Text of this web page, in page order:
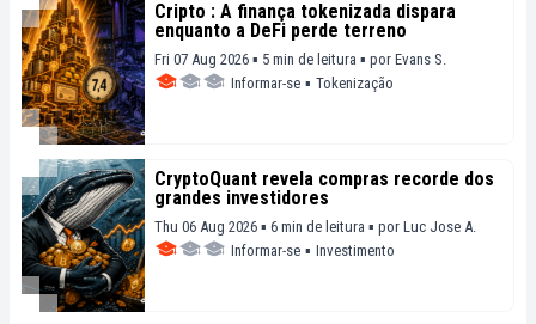
Cripto : A finança tokenizada dispara
enquanto a DeFi perde terreno
Fri 07 Aug 2026 ▪ 5 min de leitura ▪ por Evans S.
Informar-se ▪ Tokenização
CryptoQuant revela compras recorde dos
grandes investidores
Thu 06 Aug 2026 ▪ 6 min de leitura ▪ por Luc Jose A.
Informar-se ▪ Investimento